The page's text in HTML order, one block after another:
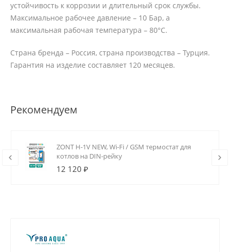
устойчивость к коррозии и длительный срок службы.
Максимальное рабочее давление – 10 Бар, а
максимальная рабочая температура – 80°С.
Страна бренда – Россия, страна производства – Турция.
Гарантия на изделие составляет 120 месяцев.
Рекомендуем
ZONT H-1V NEW, Wi-Fi / GSM термостат для
котлов на DIN-рейку
12 120 ₽